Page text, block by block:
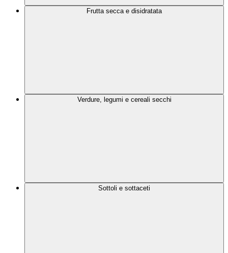
Frutta secca e disidratata
Verdure, legumi e cereali secchi
Sottoli e sottaceti